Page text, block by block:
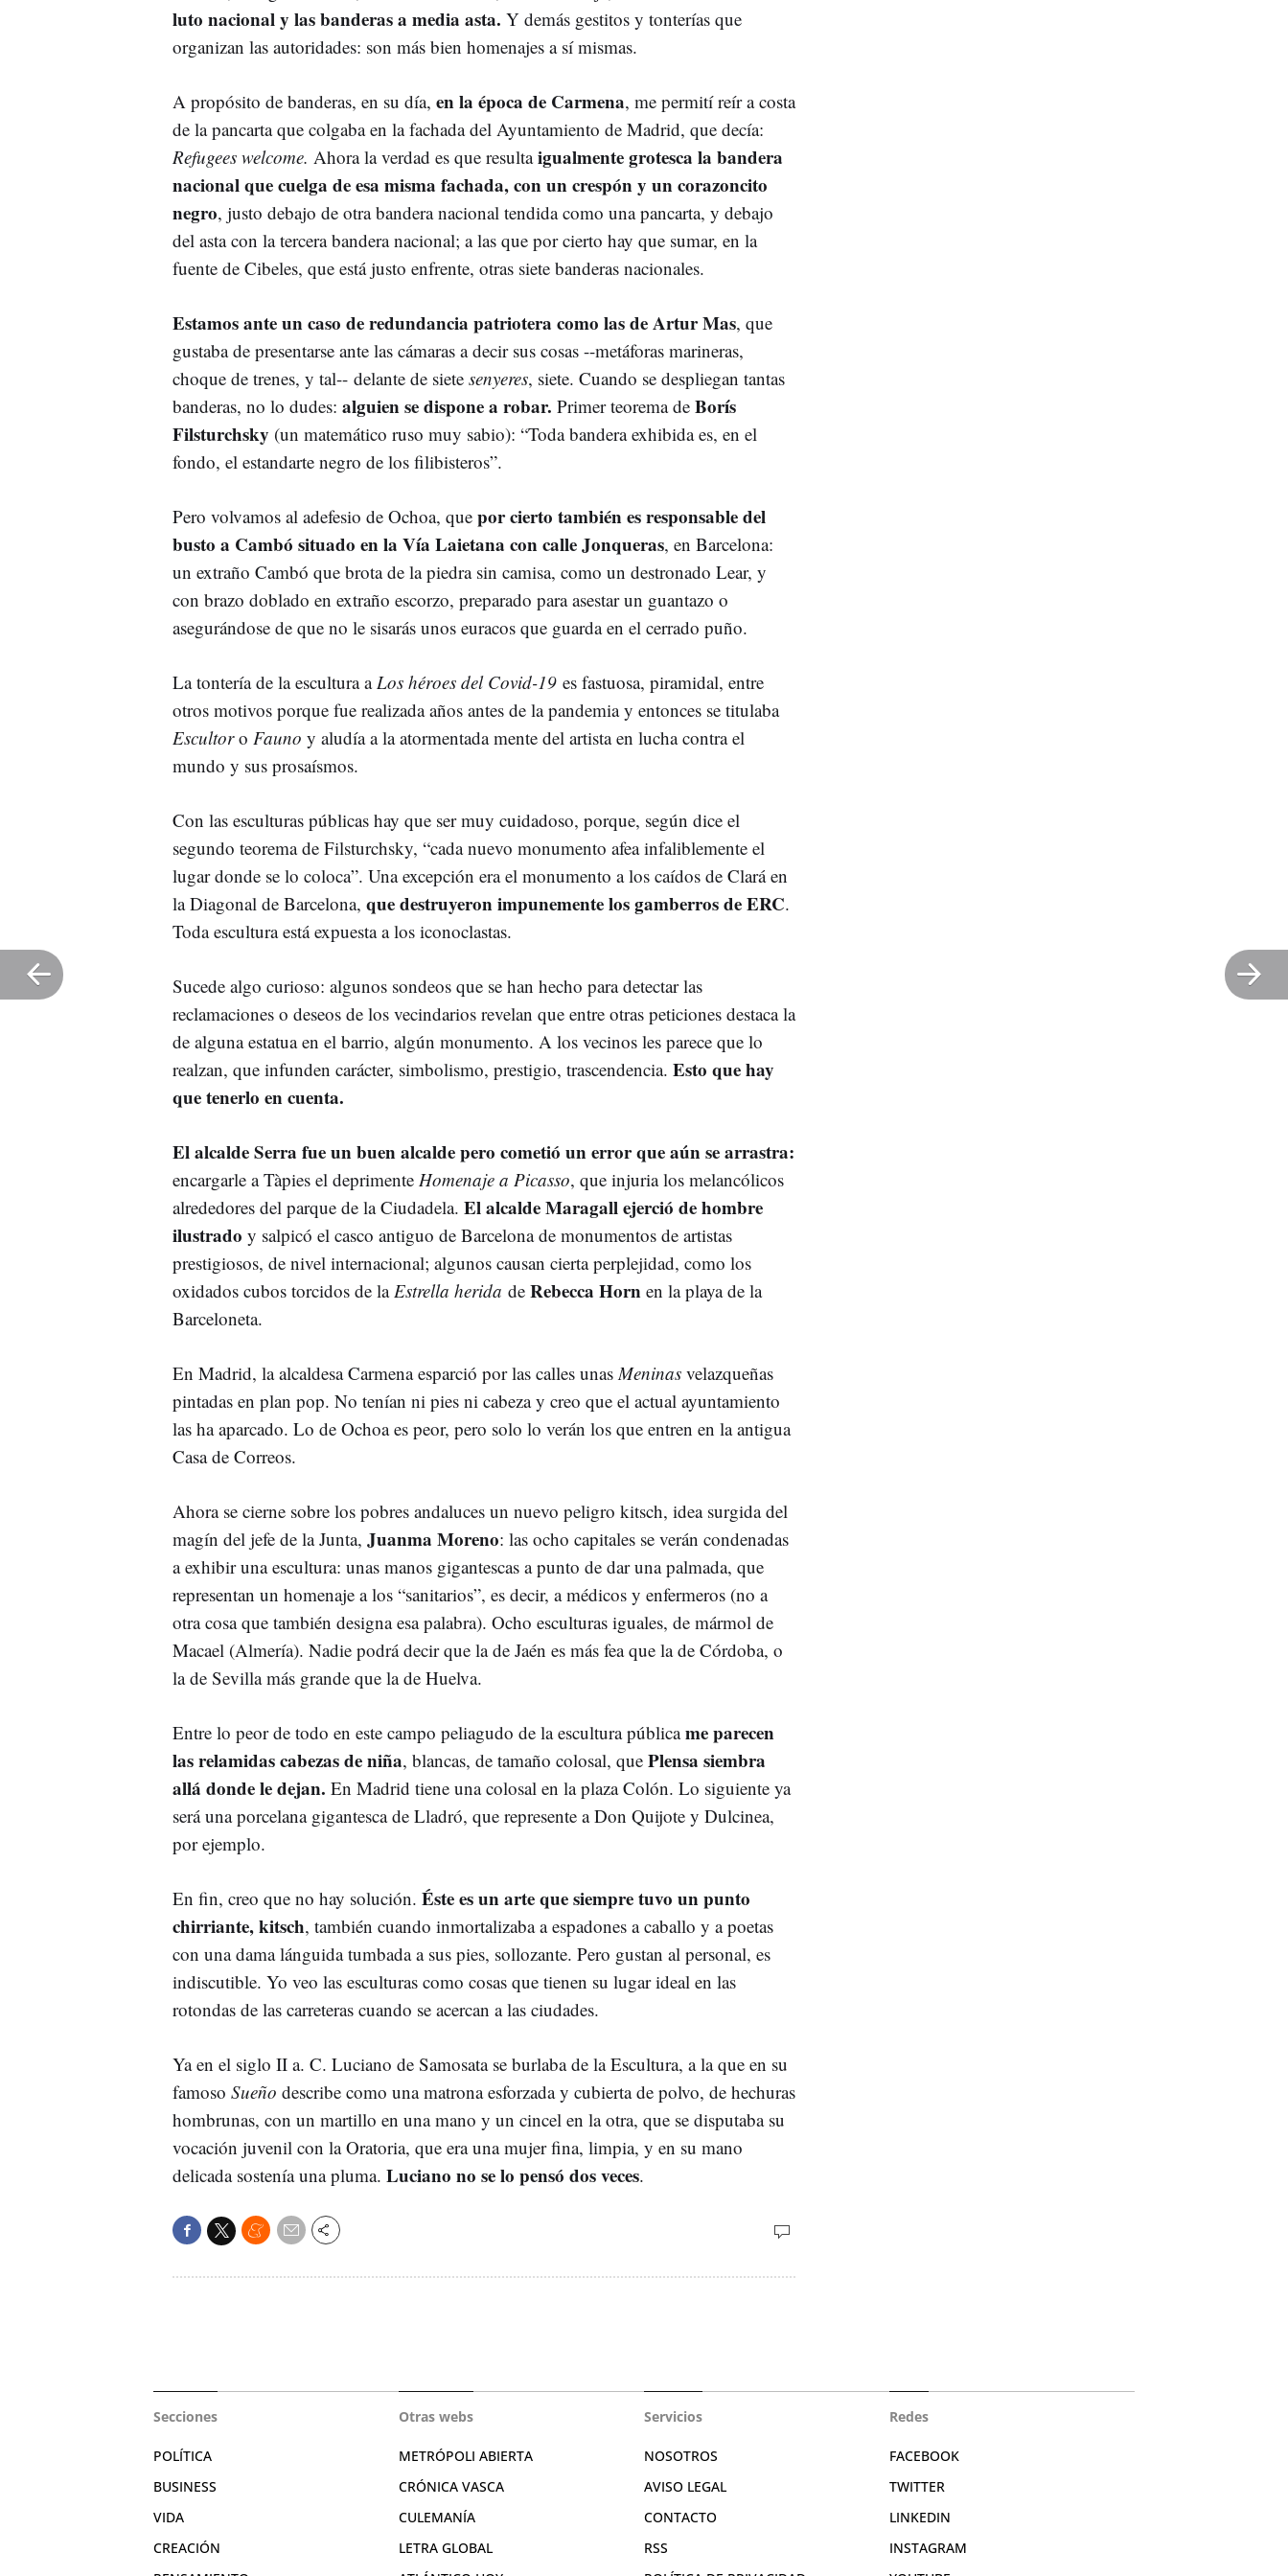
luto nacional y las banderas a media asta. Y demás gestitos y tonterías que
organizan las autoridades: son más bien homenajes a sí mismas.
A propósito de banderas, en su día, en la época de Carmena, me permití reír a costa
de la pancarta que colgaba en la fachada del Ayuntamiento de Madrid, que decía:
Refugees welcome. Ahora la verdad es que resultaigualmente grotesca la bandera
nacional que cuelga de esa misma fachada, con un crespón y un corazoncito
negro, justo debajo de otra bandera nacional tendida como una pancarta, y debajo
del asta con la tercera bandera nacional; a las que por cierto hay que sumar, en la
fuente de Cibeles, que está justo enfrente, otras siete banderas nacionales.
Estamos ante un caso de redundancia patriotera como las de Artur Mas, que
gustaba de presentarse ante las cámaras a decir sus cosas --metáforas marineras,
choque de trenes, y tal-- delante de siete senyeres, siete. Cuando se despliegan tantas
banderas, no lo dudes: alguien se dispone a robar. Primer teorema de Borís
Filsturchsky (un matemático ruso muy sabio): “Toda bandera exhibida es, en el
fondo, el estandarte negro de los filibisteros”.
Pero volvamos al adefesio de Ochoa, que por cierto también es responsable del
busto a Cambó situado en la Vía Laietana con calle Jonqueras, en Barcelona:
un extraño Cambó que brota de la piedra sin camisa, como un destronado Lear, y
con brazo doblado en extraño escorzo, preparado para asestar un guantazo o
asegurándose de que no le sisarás unos euracos que guarda en el cerrado puño.
La tontería de la escultura aLos héroes del Covid-19 es fastuosa, piramidal, entre
otros motivos porque fue realizada años antes de la pandemia y entonces se titulaba
Escultoro Fauno y aludía a la atormentada mente del artista en lucha contra el
mundo y sus prosaísmos.
Con las esculturas públicas hay que ser muy cuidadoso, porque, según dice el
segundo teorema de Filsturchsky, “cada nuevo monumento afea infaliblemente el
lugar donde se lo coloca”. Una excepción era el monumento a los caídos de Clará en
la Diagonal de Barcelona, que destruyeron impunemente los gamberros de ERC.
Toda escultura está expuesta a los iconoclastas.
Sucede algo curioso: algunos sondeos que se han hecho para detectar las
reclamaciones o deseos de los vecindarios revelan que entre otras peticiones destaca la
de alguna estatua en el barrio, algún monumento. A los vecinos les parece que lo
realzan, que infunden carácter, simbolismo, prestigio, trascendencia. Esto que hay
que tenerlo en cuenta.
El alcalde Serra fue un buen alcalde pero cometió un error que aún se arrastra:
encargarle a Tàpies el deprimente Homenaje a Picasso, que injuria los melancólicos
alrededores del parque de la Ciudadela. El alcalde Maragall ejerció de hombre
ilustrado y salpicó el casco antiguo de Barcelona de monumentos de artistas
prestigiosos, de nivel internacional; algunos causan cierta perplejidad, como los
oxidados cubos torcidos de laEstrella herida de Rebecca Horn en la playa de la
Barceloneta.
En Madrid, la alcaldesa Carmena esparció por las calles unasMeninas velazqueñas
pintadas en plan pop. No tenían ni pies ni cabeza y creo que el actual ayuntamiento
las ha aparcado. Lo de Ochoa es peor, pero solo lo verán los que entren en la antigua
Casa de Correos.
Ahora se cierne sobre los pobres andaluces un nuevo peligro kitsch, idea surgida del
magín del jefe de la Junta, Juanma Moreno: las ocho capitales se verán condenadas
a exhibir una escultura: unas manos gigantescas a punto de dar una palmada, que
representan un homenaje a los “sanitarios”, es decir, a médicos y enfermeros (no a
otra cosa que también designa esa palabra). Ocho esculturas iguales, de mármol de
Macael (Almería). Nadie podrá decir que la de Jaén es más fea que la de Córdoba, o
la de Sevilla más grande que la de Huelva.
Entre lo peor de todo en este campo peliagudo de la escultura públicame parecen
las relamidas cabezas de niña, blancas, de tamaño colosal, que Plensa siembra
allá donde le dejan. En Madrid tiene una colosal en la plaza Colón. Lo siguiente ya
será una porcelana gigantesca de Lladró, que represente a Don Quijote y Dulcinea,
por ejemplo.
En fin, creo que no hay solución. Éste es un arte que siempre tuvo un punto
chirriante, kitsch, también cuando inmortalizaba a espadones a caballo y a poetas
con una dama lánguida tumbada a sus pies, sollozante. Pero gustan al personal, es
indiscutible. Yo veo las esculturas como cosas que tienen su lugar ideal en las
rotondas de las carreteras cuando se acercan a las ciudades.
Ya en el siglo II a. C. Luciano de Samosata se burlaba de la Escultura, a la que en su
famoso Sueño describe como una matrona esforzada y cubierta de polvo, de hechuras
hombrunas, con un martillo en una mano y un cincel en la otra, que se disputaba su
vocación juvenil con la Oratoria, que era una mujer fina, limpia, y en su mano
delicada sostenía una pluma. Luciano no se lo pensó dos veces.
Secciones
POLÍTICA
BUSINESS
VIDA
CREACIÓN
Otras webs
METRÓPOLI ABIERTA
CRÓNICA VASCA
CULEMANÍA
LETRA GLOBAL
Servicios
NOSOTROS
AVISO LEGAL
CONTACTO
RSS
Redes
FACEBOOK
TWITTER
LINKEDIN
INSTAGRAM